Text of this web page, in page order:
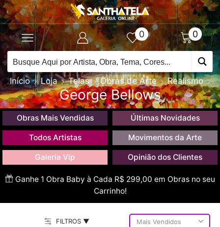
0 0
Início Loja Telas Obras de Arte Realismo
George Bellows
Obras Mais Vendidas Últimas Novidades
Todos Artistas Movimentos da Arte
Galeria Vip Opinião dos Clientes
Ganhe 1 Obra Baby à Cada R$ 299,00 em Obras no seu
Carrinho!
FILTROS ▼